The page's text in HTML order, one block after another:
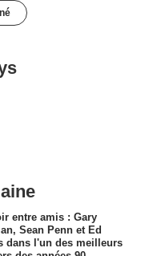
entre amis : Gary
Sean Penn et Ed
dans l'un des meilleurs